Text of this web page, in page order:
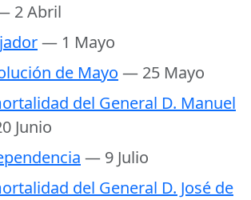
2 Abril
— 1 Mayo
de Mayo — 25 Mayo
del General D. Manuel
Junio
— 9 Julio
del General D. José de